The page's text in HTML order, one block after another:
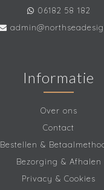
06182 58 182
Informatie
Over ons
Contact
Bestellen &
Bezorging & Afhalen
Privacy & Cookies